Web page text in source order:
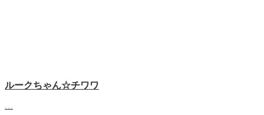
ルークちゃん☆チワワ